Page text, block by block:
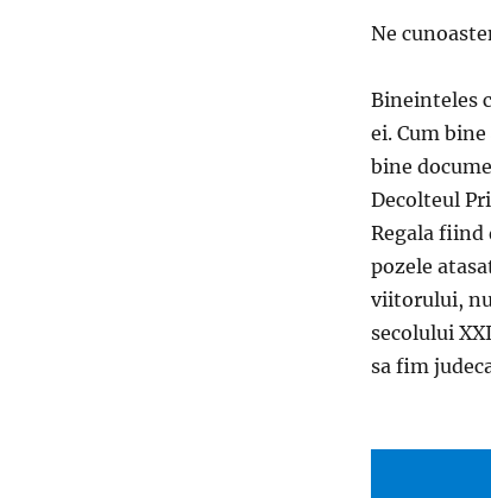
Ne
Bineinteles
ei. Cum
bine
Decolteul
Regala fiind
pozele
viitorului,
secolului
sa fim